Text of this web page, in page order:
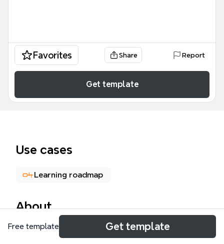
Favorites Share Report
Get template
Use cases
Learning roadmap
About
この「読書 MBAマネジメント・ブック」マインドマ
Free template Get template